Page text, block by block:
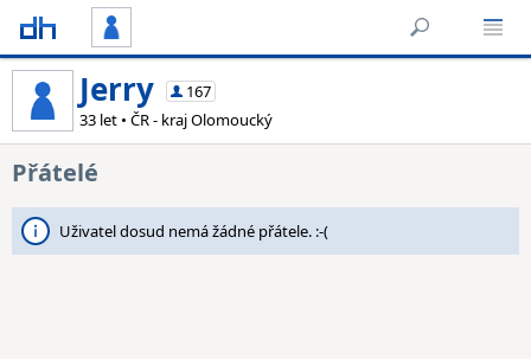
Jerry
167
33 let • ČR - kraj Olomoucký
Přátelé
Uživatel dosud nemá žádné přátele. :-(